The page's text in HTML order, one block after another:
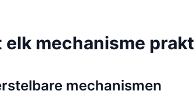
elk mechanisme
mechanismen